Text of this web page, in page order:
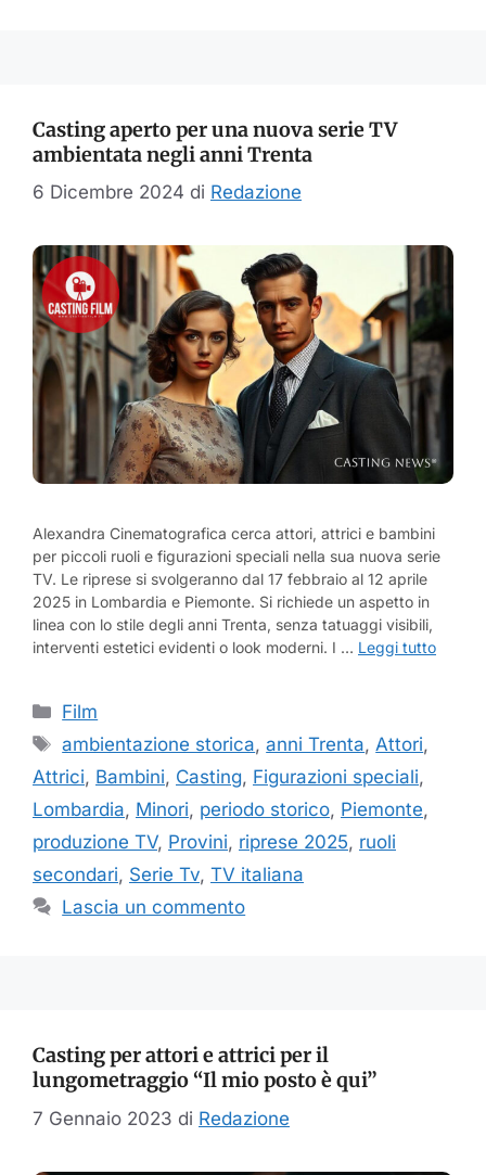
Casting aperto per una nuova serie TV
ambientata negli anni Trenta
6 Dicembre 2024 di Redazione
Alexandra Cinematografica cerca attori, attrici e bambini
per piccoli ruoli e figurazioni speciali nella sua nuova serie
TV. Le riprese si svolgeranno dal 17 febbraio al 12 aprile
2025 in Lombardia e Piemonte. Si richiede un aspetto in
linea con lo stile degli anni Trenta, senza tatuaggi visibili,
interventi estetici evidenti o look moderni. I … Leggi tutto
Categorie
Film
Tag
ambientazione storica,anni Trenta,Attori,
Attrici, Bambini, Casting, Figurazioni speciali,
Lombardia, Minori, periodo storico, Piemonte,
produzione TV, Provini, riprese 2025, ruoli
secondari, Serie Tv, TV italiana
Lascia un commento
Casting per attori e attrici per il
lungometraggio “Il mio posto è qui”
7 Gennaio 2023 di Redazione